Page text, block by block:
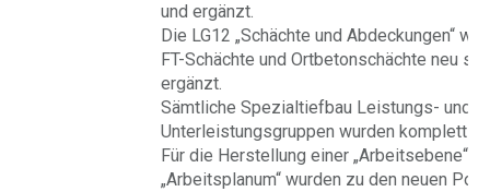
und ergänzt.
Die LG12 „Schächte und Abdeckungen“
FT-Schächte und Ortbetonschächte neu
ergänzt.
Sämtliche Spezialtiefbau Leistungs- und
Unterleistungsgruppen wurden komplett
Für die Herstellung einer „Arbeitsebene“
„Arbeitsplanum“ wurden zu den neuen